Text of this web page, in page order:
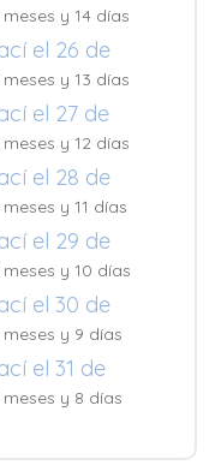
y 14 días
el 26 de
y 13 días
el 27 de
y 12 días
el 28 de
y 11 días
el 29 de
y 10 días
el 30 de
y 9 días
el 31 de
y 8 días